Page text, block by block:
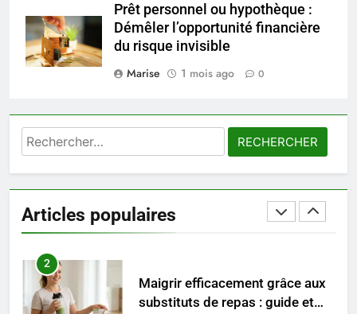
Prêt personnel ou hypothèque :
Démêler l’opportunité financière
du risque invisible
Marise
1 mois ago 0
Rechercher :
Articles populaires
femmes enceintes doivent
connaître
SANTÉ
1
Les étapes clés pour créer une
ENTREPRISE
substituts de repas : guide et
conseils pratiques
BIEN ÊTRE
3
Postures de yoga essentielles
pour perdre du poids